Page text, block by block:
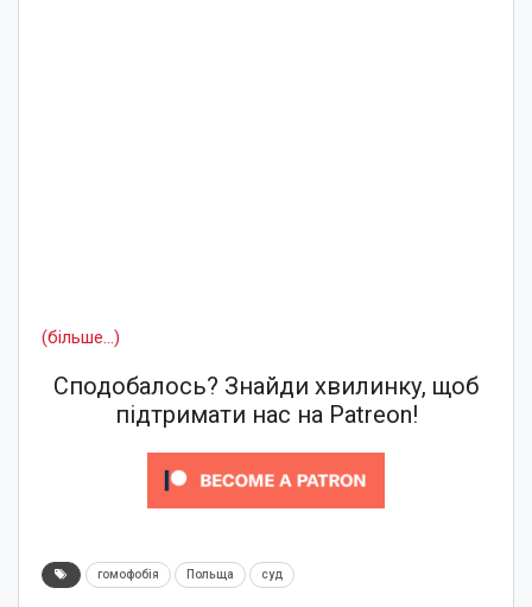
(більше…)
Сподобалось? Знайди хвилинку, щоб
підтримати нас на Patreon!
гомофобія Польща суд